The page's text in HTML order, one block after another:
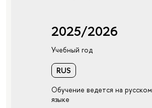
2025/2026
Учебный год
RUS
Обучение ведется на русском
языке